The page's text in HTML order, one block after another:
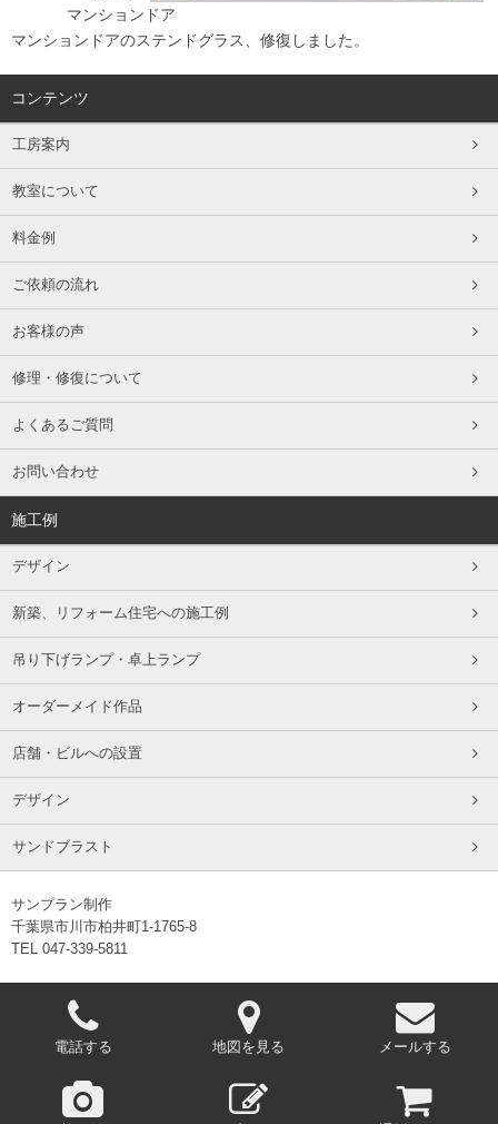
マンションドア
マンションドアのステンドグラス、修復しました。
コンテンツ
工房案内
教室について
料金例
ご依頼の流れ
お客様の声
修理・修復について
よくあるご質問
お問い合わせ
施工例
デザイン
新築、リフォーム住宅への施工例
吊り下げランプ・卓上ランプ
オーダーメイド作品
店舗・ビルへの設置
デザイン
サンドブラスト
サンプラン制作
千葉県市川市柏井町1-1765-8
TEL 047-339-5811
電話する 地図を見る メールする